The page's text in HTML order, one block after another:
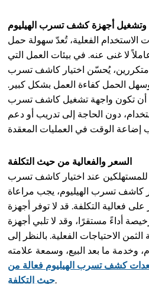
أجهزة كشف تسرب الهيليوم
الاستخدام الفعلية، تُعدّ سهولة حمل
لا غنى عنه. في بيئات العمل التي
يُحسّن اختيار كاشف تسرب
الحمل كفاءة العمل بشكل كبير.
أن تكون واجهة تشغيل كاشف تسرب
دون الحاجة إلى تدريب أو دعم
السعر والفعالية من حيث التكلفة
للمستهلكين عند اختيار كاشف تسرب
كاشف تسرب الهيليوم، يجب مراعاة
على فعالية التكلفة. قد لا توفر أجهزة
أداءً مستقرًا، وقد لا تلبي أجهزة
الاحتياجات الفعلية. بالنظر إلى
وخدمة ما بعد البيع، وسمعة علامته
كشف تسرب الهيليوم فعالة من
حيث التكلفة.